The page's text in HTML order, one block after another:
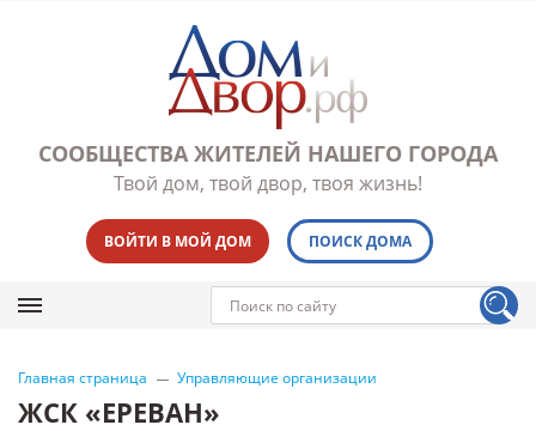
СООБЩЕСТВА ЖИТЕЛЕЙ НАШЕГО ГОРОДА
Твой дом, твой двор, твоя жизнь!
ВОЙТИ В МОЙ ДОМ ПОИСК ДОМА
Главная страница Управляющие организации
ЖСК «ЕРЕВАН»